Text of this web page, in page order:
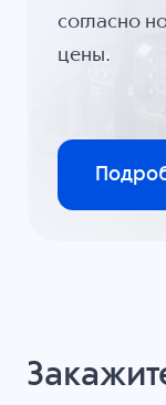
согласно
цены.